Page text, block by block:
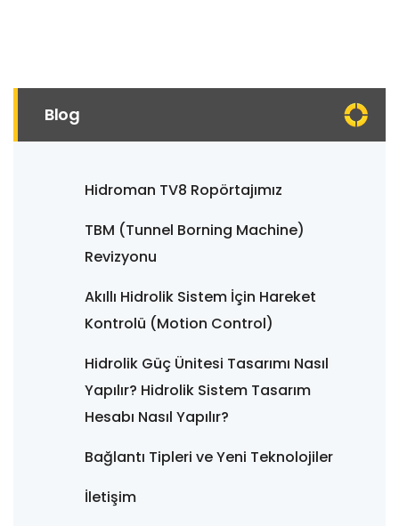
Blog
Hidroman TV8 Ropörtajımız
TBM (Tunnel Borning Machine)
Revizyonu
Akıllı Hidrolik Sistem İçin Hareket
Kontrolü (Motion Control)
Hidrolik Güç Ünitesi Tasarımı Nasıl
Yapılır? Hidrolik Sistem Tasarım
Hesabı Nasıl Yapılır?
Bağlantı Tipleri ve Yeni Teknolojiler
İletişim